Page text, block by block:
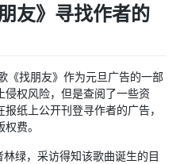
友》寻找作者的
《找朋友》作为元旦广告的一部
权风险，但是查阅了一些资
纸上公开刊登寻作者的广告，
费。
绿，采访得知该歌曲诞生的目